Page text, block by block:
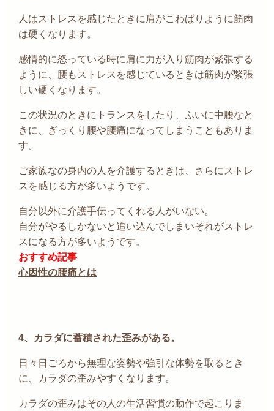
人はストレスを感じたときに肩がこわばりように筋肉
は硬くなります。
感情的に怒っている時に肩に力が入り筋肉が緊張する
ように、腰もストレスを感じているときは筋肉が緊張
しい硬くなります。
この状況のときにトランスをしたり、ふいに中腰なと
きに、ぎっくり腰や腰痛になってしまうこともありま
す。
ご家族なの身内の人を介護するときは、さらにストレ
スを感じる方が多いようです。
自分以外に介護手伝ってくれる人がいない。
自分がやるしかないと追い込んでしまいそれがストレ
スになる方が多いようです。
おすすめ記事
心因性の腰痛とは
4、カラダに蓄積された歪みがある。
日々日ごろから無理な姿勢や強引な体勢を取るとき
に、カラダの歪みやすくなります。
カラダの歪みはその人の生活習慣の動作で起こりま